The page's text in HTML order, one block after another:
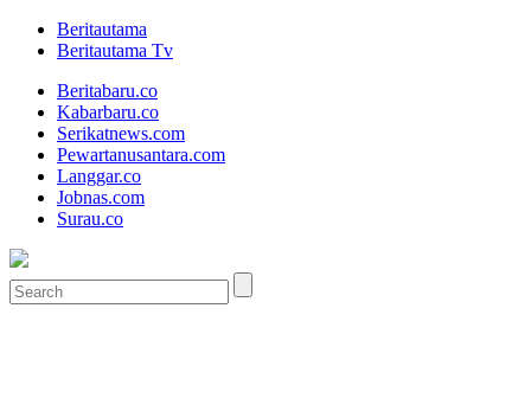
Beritautama
Beritautama Tv
Beritabaru.co
Kabarbaru.co
Serikatnews.com
Pewartanusantara.com
Langgar.co
Jobnas.com
Surau.co